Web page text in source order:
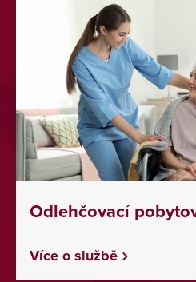
Odlehčovací
Více o službě